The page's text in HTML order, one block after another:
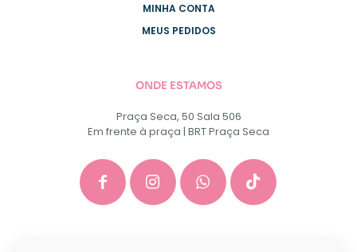
MINHA CONTA
MEUS PEDIDOS
ONDE ESTAMOS
Praça Seca, 50 Sala 506
Em frente à praça | BRT Praça Seca